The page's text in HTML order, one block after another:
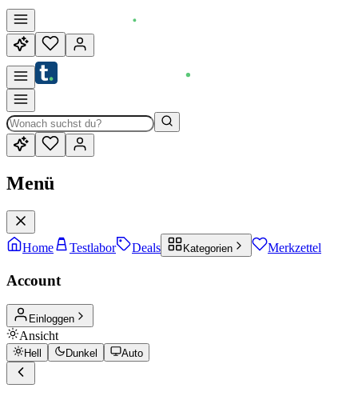
Menü
Home Testlabor Deals Kategorien Merkzettel
Account
Einloggen
Ansicht
Hell Dunkel Auto